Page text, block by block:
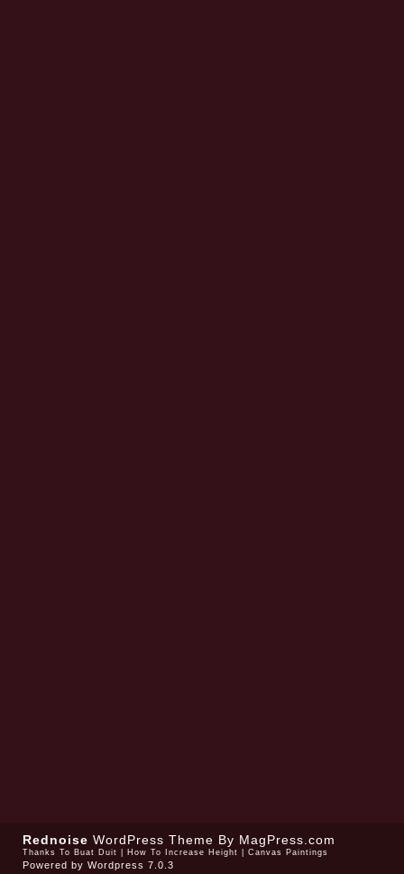
Rednoise WordPress Theme By MagPress.com
Thanks To Buat Duit How To Increase Height Canvas Paintings
Powered by Wordpress 7.0.3